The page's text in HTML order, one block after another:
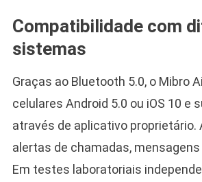
Compatibilidade com
sistemas
Graças ao Bluetooth 5.0, o Mibro
celulares Android 5.0 ou iOS 10 e
através de aplicativo proprietário.
alertas de chamadas,
Em testes laboratoriais